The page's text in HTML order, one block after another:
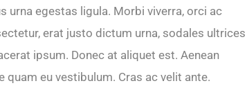
urna egestas ligula. Morbi viverra, orci ac
erat justo dictum urna, sodales ultrices
ipsum. Donec at aliquet est. Aenean
quam eu vestibulum. Cras ac velit ante.